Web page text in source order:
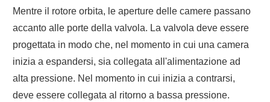
Mentre il rotore orbita, le aperture delle camere passano
accanto alle porte della valvola. La valvola deve essere
progettata in modo che, nel momento in cui una camera
inizia a espandersi, sia collegata all'alimentazione ad
alta pressione. Nel momento in cui inizia a contrarsi,
deve essere collegata al ritorno a bassa pressione.